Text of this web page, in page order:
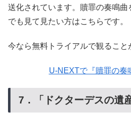
送化されています。贖罪の奏鳴
でも見て見たい方はこちらです。
今なら無料トライアルで観ること
U-NEXTで『贖罪の奏
7．「ドクターデスの遺産